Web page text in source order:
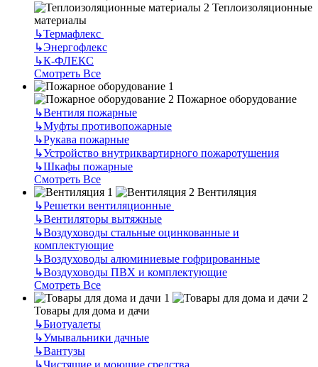
Теплоизоляционные
материалы
↳Термафлекс
↳Энергофлекс
↳К-ФЛЕКС
Смотреть Все
Пожарное оборудование
↳Вентиля пожарные
↳Муфты противопожарные
↳Рукава пожарные
↳Устройство внутриквартирного пожаротушения
↳Шкафы пожарные
Смотреть Все
Вентиляция
↳Решетки вентиляционные
↳Вентиляторы вытяжные
↳Воздуховоды стальные оцинкованные и
комплектующие
↳Воздуховоды алюминиевые гофрированные
↳Воздуховоды ПВХ и комплектующие
Смотреть Все
Товары для дома и дачи
↳Биотуалеты
↳Умывальники дачные
↳Вантузы
↳Чистящие и моющие средства